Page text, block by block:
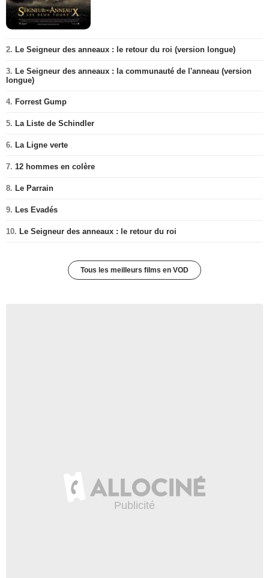
2. Le Seigneur des anneaux : le retour du roi (version longue)
3. Le Seigneur des anneaux : la communauté de l'anneau (version
longue)
4. Forrest Gump
5. La Liste de Schindler
6. La Ligne verte
7. 12 hommes en colère
8. Le Parrain
9. Les Evadés
10. Le Seigneur des anneaux : le retour du roi
Tous les meilleurs films en VOD